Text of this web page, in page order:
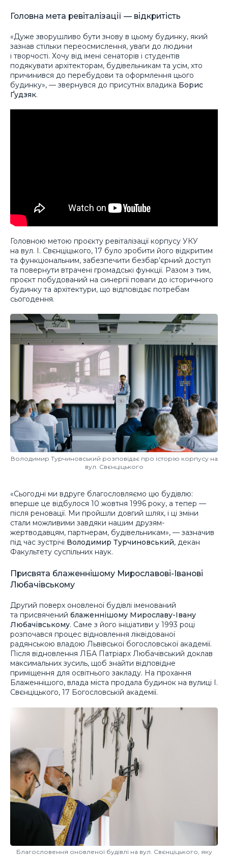
Головна мета ревіталізації — відкритість
«Дуже зворушливо бути знову в цьому будинку, який
зазнав стільки переосмислення, уваги до людини
і творчості. Хочу від імені сенаторів і студентів
подякувати архітекторам, будівельникам та усім, хто
причинився до перебудови та оформлення цього
будинку», — звернувся до присутніх владика Борис
Ґудзяк.
Головною метою проєкту ревіталізації корпусу УКУ
на вул. І. Свєнціцького, 17 було зробити його відкритим
та функціональним, забезпечити безбар’єрний доступ
та повернути втрачені громадські функції. Разом з тим,
проєкт побудований на синергії поваги до історичного
будинку та архітектури, що відповідає потребам
сьогодення.
Володимир Турчиновський розповідає про історію корпусу на
вул. Свєнціцького
«Сьогодні ми вдруге благословляємо цю будівлю:
вперше це відбулося 10 жовтня 1996 року, а тепер —
після реновації. Ми пройшли довгий шлях, і ці зміни
стали можливими завдяки нашим друзям-
жертводавцям, партнерам, будівельникам», — зазначив
під час зустрічі Володимир Турчиновський, декан
Факультету суспільних наук.
Присвята блаженнішому Мирославові-Іванові
Любачівському
Другий поверх оновленої будівлі іменований
та присвячений блаженнішому Мирославу-Івану
Любачівському. Саме з його ініціативи у 1993 році
розпочався процес відновлення ліквідованої
радянською владою Львівської богословської академії.
Після відновлення ЛБА Патріарх Любачівський доклав
максимальних зусиль, щоб знайти відповідне
приміщення для освітнього закладу. На прохання
Блаженнішого, влада міста продала будинок на вулиці І.
Свєнціцького, 17 Богословській академії.
Благословення оновленої будівлі на вул. Свєнціцького, яку